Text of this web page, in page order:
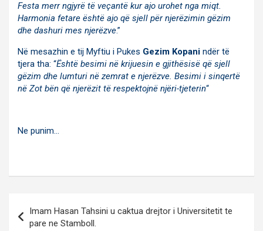
Festa merr ngjyrë të veçantë kur ajo urohet nga miqt.
Harmonia fetare është ajo që sjell për njerëzimin gëzim
dhe dashuri mes njerëzve.”
Në mesazhin e tij Myftiu i Pukes Gezim Kopani ndër të
tjera tha: “Është besimi në krijuesin e gjithësisë që sjell
gëzim dhe lumturi në zemrat e njerëzve. Besimi i sinqertë
në Zot bën që njerëzit të respektojnë njëri-tjeterin“
Ne punim…
navigation
Imam Hasan Tahsini u caktua drejtor i Universitetit te
pare ne Stamboll.